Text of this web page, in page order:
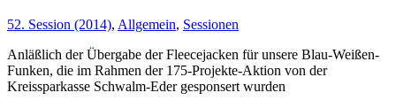
52. Session (2014), Allgemein, Sessionen
Anläßlich der Übergabe der Fleecejacken für unsere Blau-Weißen-
Funken, die im Rahmen der 175-Projekte-Aktion von der
Kreissparkasse Schwalm-Eder gesponsert wurden